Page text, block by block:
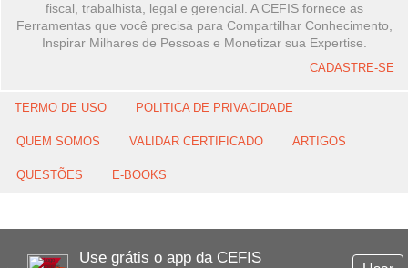
Use grátis o app da CEFIS
fiscal, trabalhista, legal e gerencial. A CEFIS fornece as
Ferramentas que você precisa para Compartilhar Conhecimento,
Inspirar Milhares de Pessoas e Monetizar sua Expertise.
CADASTRE-SE
TERMO DE USO POLITICA DE PRIVACIDADE
QUEM SOMOS VALIDAR CERTIFICADO ARTIGOS
QUESTÕES E-BOOKS